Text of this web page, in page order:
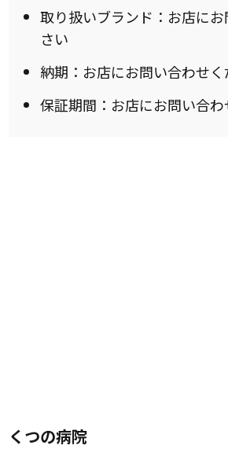
取り扱いブランド：お店に
さい
納期：お店にお問い合わせく
保証期間：お店にお問い合
くつの病院